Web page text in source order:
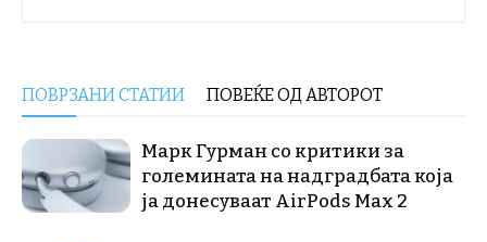
ПОВРЗАНИ СТАТИИ ПОВЕЌЕ ОД АВТОРОТ
Марк Гурман со критики за
големината на надградбата која
ја донесуваат AirPods Max 2